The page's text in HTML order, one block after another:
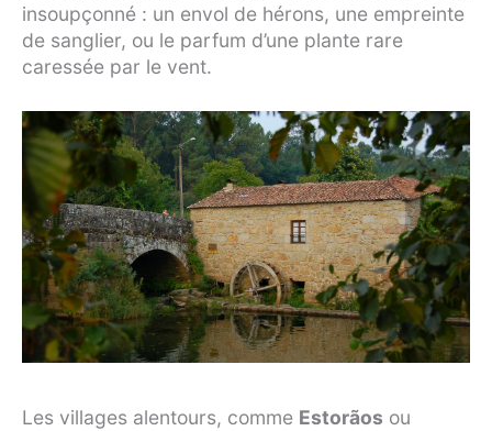
insoupçonné : un envol de hérons, une empreinte
de sanglier, ou le parfum d’une plante rare
caressée par le vent.
Les villages alentours, comme Estorãos ou